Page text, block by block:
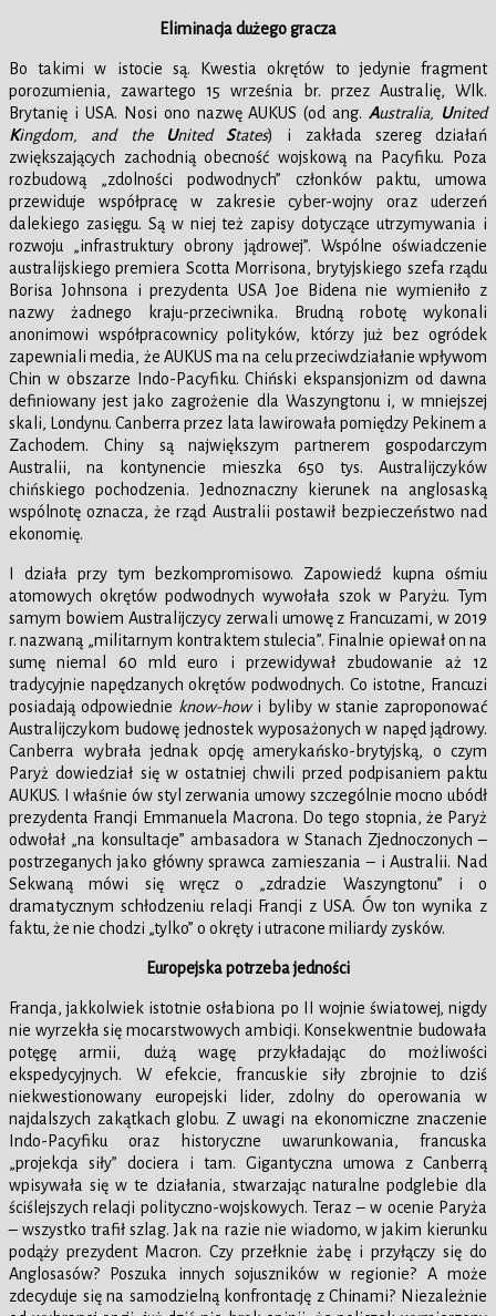
Eliminacja dużego gracza
Bo takimi w istocie są. Kwestia okrętów to jedynie fragment
porozumienia, zawartego 15 września br. przez Australię, Wlk.
Brytanię i USA. Nosi ono nazwę AUKUS (od ang.Australia, United
Kingdom, and the United States) i zakłada szereg działań
zwiększających zachodnią obecność wojskową na Pacyfiku. Poza
rozbudową „zdolności podwodnych” członków paktu, umowa
przewiduje współpracę w zakresie cyber-wojny oraz uderzeń
dalekiego zasięgu. Są w niej też zapisy dotyczące utrzymywania i
rozwoju „infrastruktury obrony jądrowej”. Wspólne oświadczenie
australijskiego premiera Scotta Morrisona, brytyjskiego szefa rządu
Borisa Johnsona i prezydenta USA Joe Bidena nie wymieniło z
nazwy żadnego kraju-przeciwnika. Brudną robotę wykonali
anonimowi współpracownicy polityków, którzy już bez ogródek
zapewniali media, że AUKUS ma na celu przeciwdziałanie wpływom
Chin w obszarze Indo-Pacyfiku. Chiński ekspansjonizm od dawna
definiowany jest jako zagrożenie dla Waszyngtonu i, w mniejszej
skali, Londynu. Canberra przez lata lawirowała pomiędzy Pekinem a
Zachodem. Chiny są największym partnerem gospodarczym
Australii, na kontynencie mieszka 650 tys. Australijczyków
chińskiego pochodzenia. Jednoznaczny kierunek na anglosaską
wspólnotę oznacza, że rząd Australii postawił bezpieczeństwo nad
ekonomię.
I działa przy tym bezkompromisowo. Zapowiedź kupna ośmiu
atomowych okrętów podwodnych wywołała szok w Paryżu. Tym
samym bowiem Australijczycy zerwali umowę z Francuzami, w 2019
r. nazwaną „militarnym kontraktem stulecia”. Finalnie opiewał on na
sumę niemal 60 mld euro i przewidywał zbudowanie aż 12
tradycyjnie napędzanych okrętów podwodnych. Co istotne, Francuzi
posiadają odpowiednie know-howi byliby w stanie zaproponować
Australijczykom budowę jednostek wyposażonych w napęd jądrowy.
Canberra wybrała jednak opcję amerykańsko-brytyjską, o czym
Paryż dowiedział się w ostatniej chwili przed podpisaniem paktu
AUKUS. I właśnie ów styl zerwania umowy szczególnie mocno ubódł
prezydenta Francji Emmanuela Macrona. Do tego stopnia, że Paryż
odwołał „na konsultacje” ambasadora w Stanach Zjednoczonych –
postrzeganych jako główny sprawca zamieszania – i Australii. Nad
Sekwaną mówi się wręcz o „zdradzie Waszyngtonu” i o
dramatycznym schłodzeniu relacji Francji z USA. Ów ton wynika z
faktu, że nie chodzi „tylko” o okręty i utracone miliardy zysków.
Europejska potrzeba jedności
Francja, jakkolwiek istotnie osłabiona po II wojnie światowej, nigdy
nie wyrzekła się mocarstwowych ambicji. Konsekwentnie budowała
potęgę armii, dużą wagę przykładając do możliwości
ekspedycyjnych. W efekcie, francuskie siły zbrojnie to dziś
niekwestionowany europejski lider, zdolny do operowania w
najdalszych zakątkach globu. Z uwagi na ekonomiczne znaczenie
Indo-Pacyfiku oraz historyczne uwarunkowania, francuska
„projekcja siły” dociera i tam. Gigantyczna umowa z Canberrą
wpisywała się w te działania, stwarzając naturalne podglebie dla
ściślejszych relacji polityczno-wojskowych. Teraz – w ocenie Paryża
– wszystko trafił szlag. Jak na razie nie wiadomo, w jakim kierunku
podąży prezydent Macron. Czy przełknie żabę i przyłączy się do
Anglosasów? Poszuka innych sojuszników w regionie? A może
zdecyduje się na samodzielną konfrontację z Chinami? Niezależnie